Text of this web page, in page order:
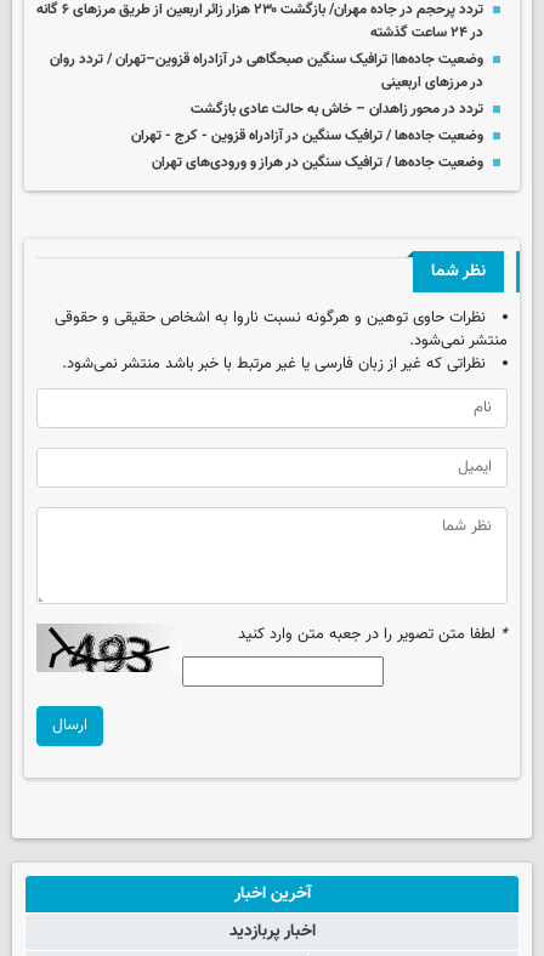
تردد پرحجم در جاده مهران/ بازگشت ۲۳۰ هزار زائر اربعین از طریق مرزهای ۶ گانه
در ۲۴ ساعت گذشته
وضعیت جاده‌ها| ترافیک سنگین صبحگاهی در آزادراه قزوین–تهران / تردد روان
در مرزهای اربعینی
تردد در محور زاهدان – خاش به حالت عادی بازگشت
وضعیت جاده‌ها / ترافیک سنگین در آزادراه قزوین - کرج - تهران
وضعیت جاده‌ها / ترافیک سنگین در هراز و ورودی‌های تهران
نظر شما
نظرات حاوی توهین و هرگونه نسبت ناروا به اشخاص حقیقی و حقوقی
منتشر نمی‌شود.
نظراتی که غیر از زبان فارسی یا غیر مرتبط با خبر باشد منتشر نمی‌شود.
* لطفا متن تصویر را در جعبه متن وارد کنید
ارسال
آخرین اخبار
اخبار پربازدید